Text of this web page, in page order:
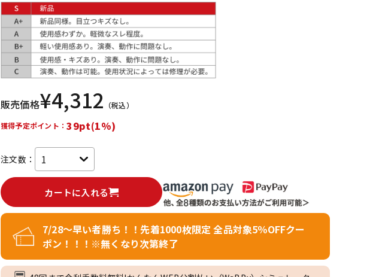
その他楽器
レコーディン
グ機器
配信/ライブ
機器
販売価格¥4,312 （税込）
獲得予定ポイント：39pt(1%)
注文数：
カートに入れる
7/28～早い者勝ち！！先着1000枚限定 全品対象5％OFFクー
ポン！！！※無くなり次第終了